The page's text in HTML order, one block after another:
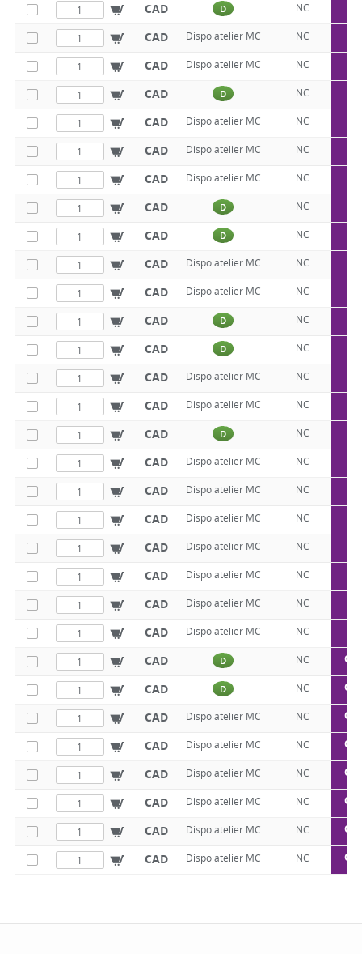
CAD D NC
CAD Dispo atelier MC NC
CAD Dispo atelier MC NC
CAD D NC
CAD Dispo atelier MC NC
CAD Dispo atelier MC NC
CAD Dispo atelier MC NC
CAD D NC
CAD D NC
CAD Dispo atelier MC NC
CAD Dispo atelier MC NC
CAD D NC
CAD D NC
CAD Dispo atelier MC NC
CAD Dispo atelier MC NC
CAD D NC
CAD Dispo atelier MC NC
CAD Dispo atelier MC NC
CAD Dispo atelier MC NC
CAD Dispo atelier MC NC
CAD Dispo atelier MC NC
CAD Dispo atelier MC NC
CAD Dispo atelier MC NC
CAD D NC
CAD D NC
CAD Dispo atelier MC NC
CAD Dispo atelier MC NC
CAD Dispo atelier MC NC
CAD Dispo atelier MC NC
CAD Dispo atelier MC NC
CAD Dispo atelier MC NC